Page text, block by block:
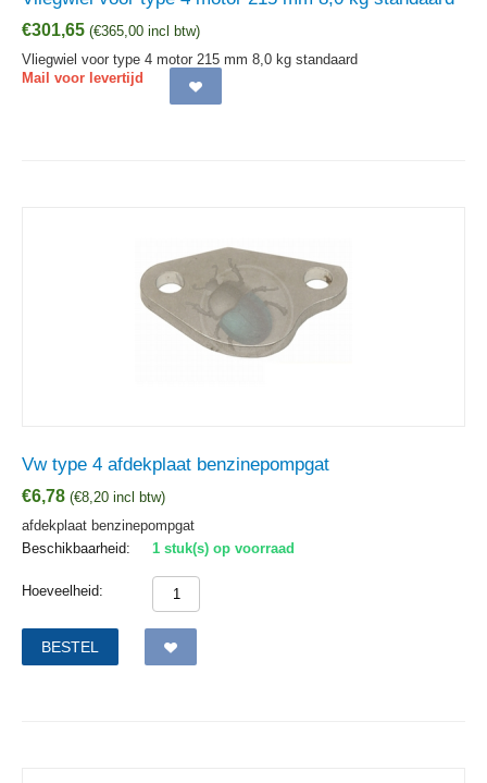
€301,65 (€365,00 incl btw)
Vliegwiel voor type 4 motor 215 mm 8,0 kg standaard
Mail voor levertijd
Vw type 4 afdekplaat benzinepompgat
€6,78 (€8,20 incl btw)
afdekplaat benzinepompgat
Beschikbaarheid:
1 stuk(s) op voorraad
Hoeveelheid:
BESTEL